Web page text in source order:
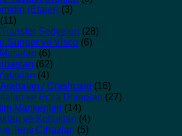
(Etajer) (3)
(11)
Transfer Sedyeleri (28)
Sünger ve Visco (6)
(6)
(62)
(4)
/ Crashcard (16)
ve Ecza Dolapları (27)
Mankenleri (14)
ve Koltukları (4)
Tens Cihazları (5)